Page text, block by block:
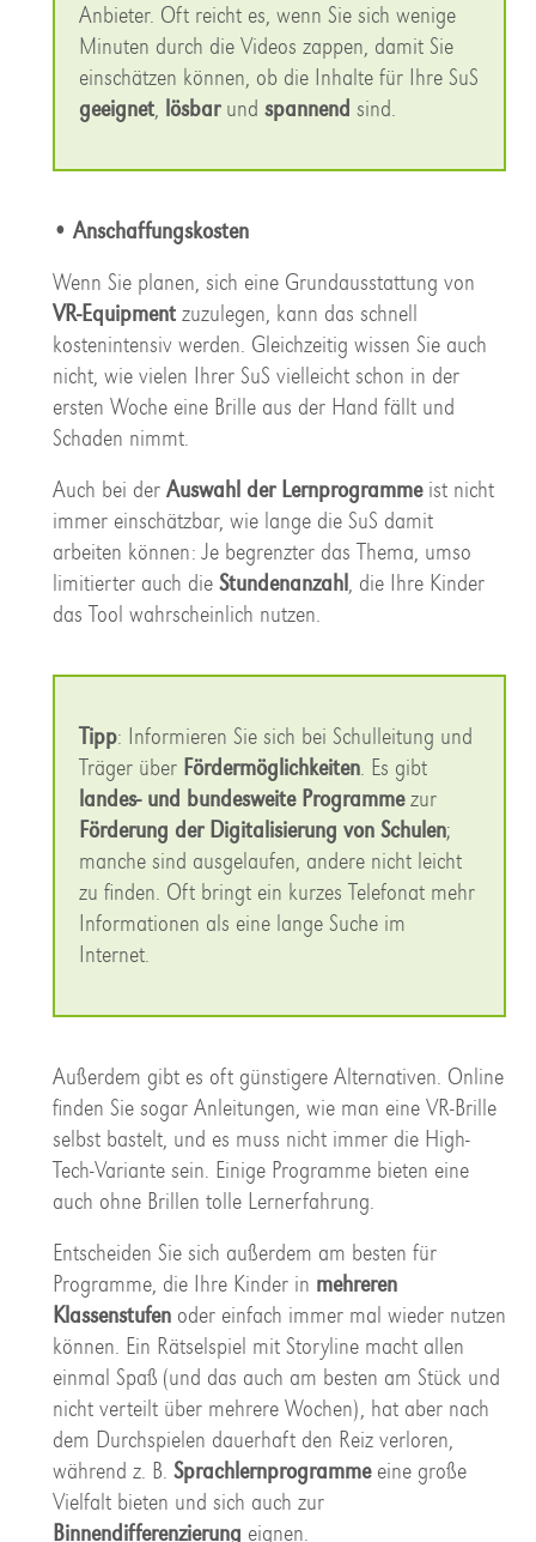
Anbieter. Oft reicht es, wenn Sie sich wenige
Minuten durch die Videos zappen, damit Sie
einschätzen können, ob die Inhalte für Ihre SuS
geeignet, lösbarund spannend sind.
• Anschaffungskosten
Wenn Sie planen, sich eine Grundausstattung von
VR-Equipmentzuzulegen, kann das schnell
kostenintensiv werden. Gleichzeitig wissen Sie auch
nicht, wie vielen Ihrer SuS vielleicht schon in der
ersten Woche eine Brille aus der Hand fällt und
Schaden nimmt.
Auch bei der Auswahl der Lernprogrammeist nicht
immer einschätzbar, wie lange die SuS damit
arbeiten können: Je begrenzter das Thema, umso
limitierter auch die Stundenanzahl, die Ihre Kinder
das Tool wahrscheinlich nutzen.
Tipp: Informieren Sie sich bei Schulleitung und
Träger über Fördermöglichkeiten. Es gibt
landes- und bundesweite Programmezur
Förderung der Digitalisierung von Schulen;
manche sind ausgelaufen, andere nicht leicht
zu finden. Oft bringt ein kurzes Telefonat mehr
Informationen als eine lange Suche im
Internet.
Außerdem gibt es oft günstigere Alternativen. Online
finden Sie sogar Anleitungen, wie man eine VR-Brille
selbst bastelt, und es muss nicht immer die High-
Tech-Variante sein. Einige Programme bieten eine
auch ohne Brillen tolle Lernerfahrung.
Entscheiden Sie sich außerdem am besten für
Programme, die Ihre Kinder in mehreren
Klassenstufenoder einfach immer mal wieder nutzen
können. Ein Rätselspiel mit Storyline macht allen
einmal Spaß (und das auch am besten am Stück und
nicht verteilt über mehrere Wochen), hat aber nach
dem Durchspielen dauerhaft den Reiz verloren,
während z. B. Sprachlernprogrammeeine große
Vielfalt bieten und sich auch zur
Binnendifferenzierung eignen.